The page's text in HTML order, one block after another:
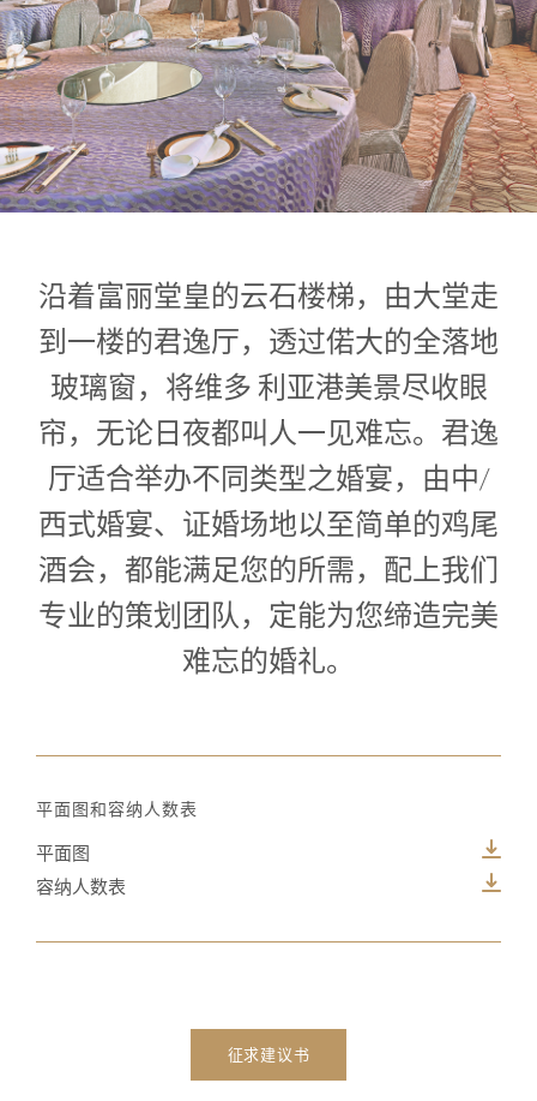
沿着富丽堂皇的云石楼梯，由大堂走
到一楼的君逸厅，透过偌大的全落地
玻璃窗，将维多 利亚港美景尽收眼
帘，无论日夜都叫人一见难忘。君逸
厅适合举办不同类型之婚宴，由中/
西式婚宴、证婚场地以至简单的鸡尾
酒会，都能满足您的所需，配上我们
专业的策划团队，定能为您缔造完美
难忘的婚礼。
平面图和容纳人数表
平面图
容纳人数表
征求建议书